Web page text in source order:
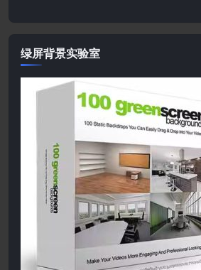
绿屏背景实验室